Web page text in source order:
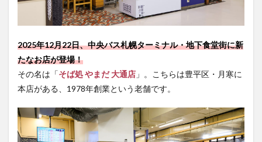
2025年12月22日、中央バス札幌ターミナル・地下食堂街に新
たなお店が登場！
その名は「そば処 やまだ 大通店 」。こちらは豊平区・月寒に
本店がある、1978年創業という老舗です。